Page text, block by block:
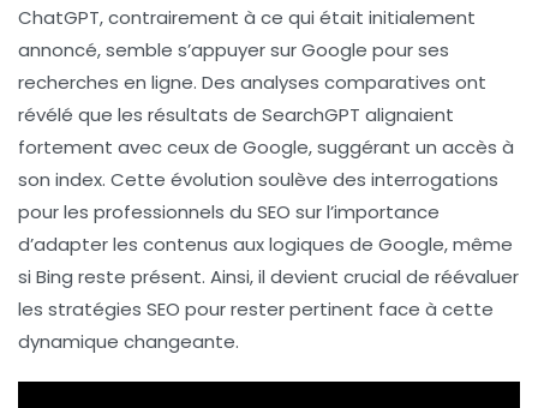
ChatGPT, contrairement à ce qui était initialement
annoncé, semble s’appuyer surGoogle pour ses
recherches en ligne. Des analyses comparatives ont
révélé que les résultats de SearchGPT alignaient
fortement avec ceux de Google, suggérant un accès à
son index. Cette évolution soulève des interrogations
pour les professionnels du SEO sur l’importance
d’adapter les contenus aux logiques de Google, même
si Bing reste présent. Ainsi, il devient crucial de réévaluer
les stratégies SEO pour rester pertinent face à cette
dynamique changeante.